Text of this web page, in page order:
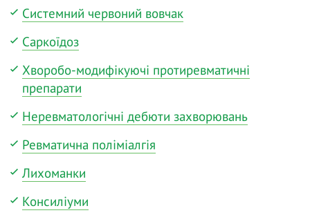
Системний червоний вовчак
Саркоїдоз
Хворобо-модифікуючі протиревматичні
препарати
Неревматологічні дебюти захворювань
Ревматична поліміалгія
Лихоманки
Консиліуми